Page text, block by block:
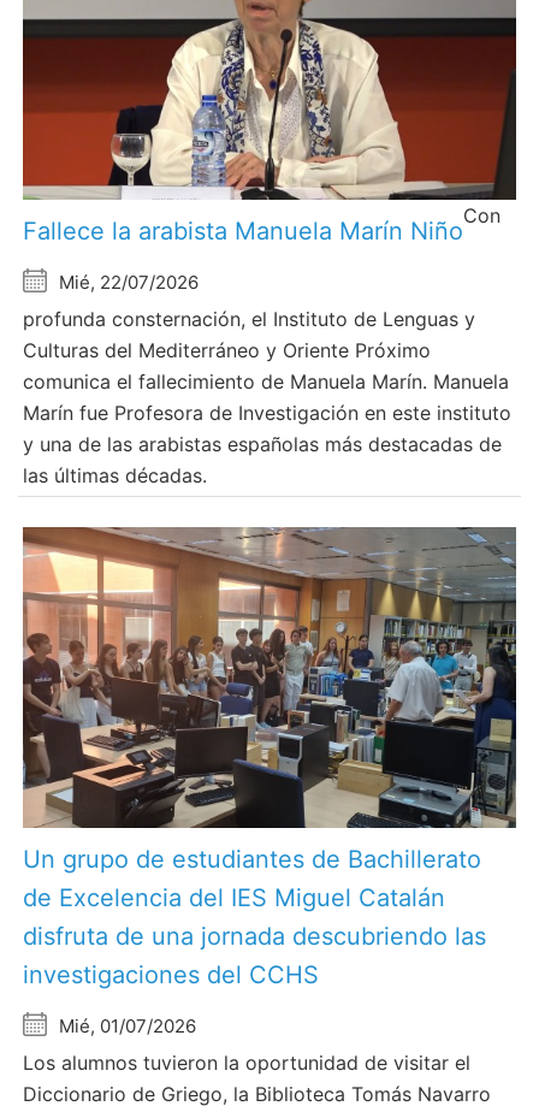
Fallece la arabista Manuela Marín Niño
Mié, 22/07/2026
Con
profunda consternación, el Instituto de Lenguas y
Culturas del Mediterráneo y Oriente Próximo
comunica el fallecimiento de Manuela Marín. Manuela
Marín fue Profesora de Investigación en este instituto
y una de las arabistas españolas más destacadas de
las últimas décadas.
Un grupo de estudiantes de Bachillerato
de Excelencia del IES Miguel Catalán
disfruta de una jornada descubriendo las
investigaciones del CCHS
Mié, 01/07/2026
Los alumnos tuvieron la oportunidad de visitar el
Diccionario de Griego, la Biblioteca Tomás Navarro